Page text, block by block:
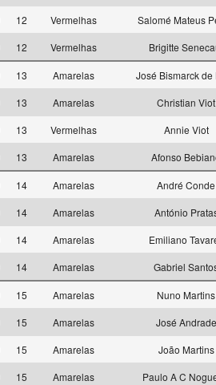
12 Vermelhas
Salomé Mateus
12 Vermelhas Brigitte
13 Amarelas
José Bismarck de
13 Amarelas
Christian Viot
13 Vermelhas
Annie Viot
13 Amarelas Afonso
14 Amarelas
André Conde
14 Amarelas
António
14 Amarelas
Emiliano
14 Amarelas Gabriel
15 Amarelas
Nuno Martins
15 Amarelas
José Andrade
15 Amarelas
João Martins
15 Amarelas Paulo A C